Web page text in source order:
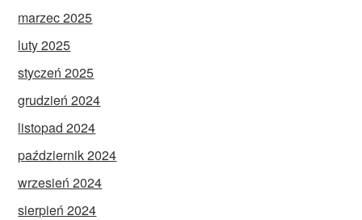
marzec 2025
luty 2025
styczeń 2025
grudzień 2024
listopad 2024
październik 2024
wrzesień 2024
sierpień 2024